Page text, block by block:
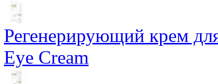
Регенерирующий крем
Eye Cream